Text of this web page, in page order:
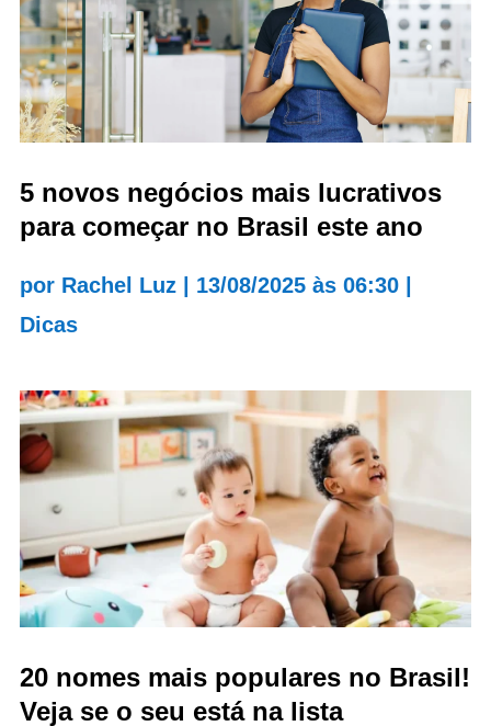
5 novos negócios mais lucrativos
para começar no Brasil este ano
por Rachel Luz| 13/08/2025 às 06:30|
Dicas
20 nomes mais populares no Brasil!
Veja se o seu está na lista